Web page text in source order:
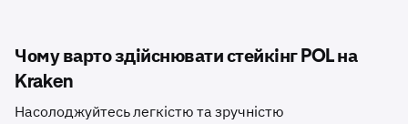
Чому варто здійснювати стейкінг POL на
Kraken
Насолоджуйтесь легкістю та зручністю